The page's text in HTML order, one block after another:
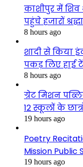
काशीपुर में शिव
पहुंचे हजारों
8 hours ago
शादी से किया
पकड़ लिए हाई
8 hours ago
ग्रेट मिशन
12 स्कूलों के
19 hours ago
Poetry
Mission Public
19 hours ago